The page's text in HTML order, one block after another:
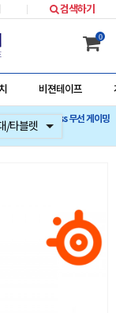
검색하기
0
비젼테이프
치
/타블렛
Mini Wireless 무선 게이밍